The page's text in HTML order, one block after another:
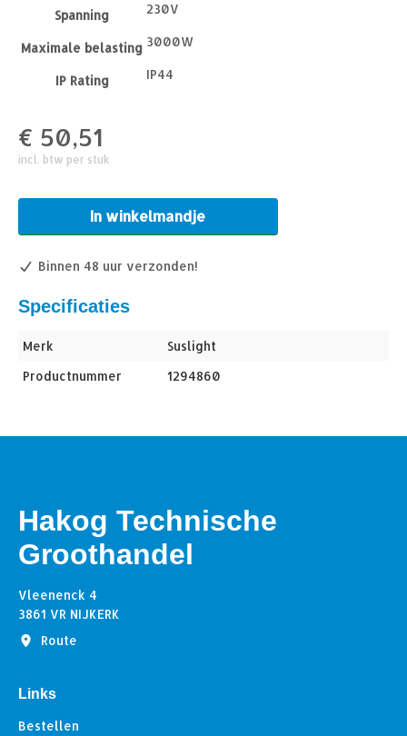
Spanning 230V
Maximale belasting 3000W
IP Rating IP44
€ 50,51
incl. btw per stuk
In winkelmandje
Binnen 48 uur verzonden!
Specificaties
Merk
Suslight
Productnummer
1294860
Hakog Technische
Groothandel
Vleenenck 4
3861 VR NIJKERK
Route
Links
Bestellen